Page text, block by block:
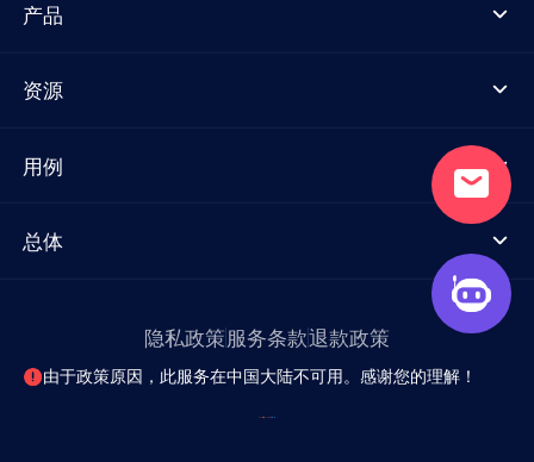
产品
资源
用例
总体
隐私政策服务条款退款政策
由于政策原因，此服务在中国大陆不可用。感谢您的理解！